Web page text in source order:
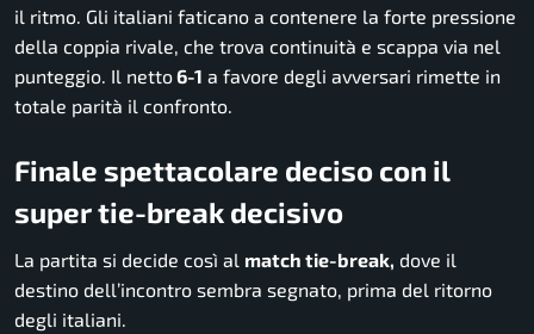
il ritmo. Gli italiani faticano a contenere la forte pressione
della coppia rivale, che trova continuità e scappa via nel
punteggio. Il netto6-1 a favore degli avversari rimette in
totale parità il confronto.
Finale spettacolare deciso con il
super tie-break decisivo
La partita si decide così al match tie-break, dove il
destino dell’incontro sembra segnato, prima del ritorno
degli italiani.